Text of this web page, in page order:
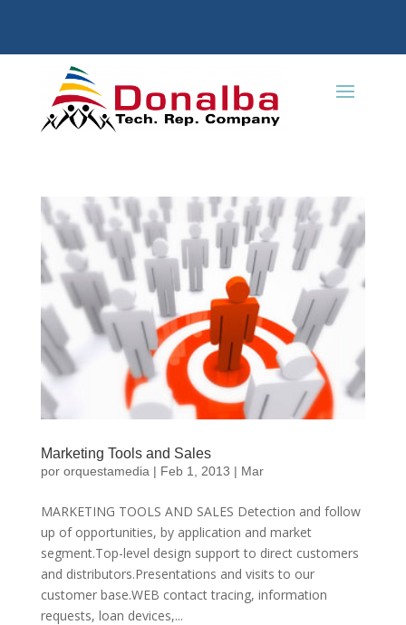
Marketing Tools and Sales
por orquestamedia | Feb 1, 2013 | Mar
MARKETING TOOLS AND SALES Detection and follow
up of opportunities, by application and market
segment.Top-level design support to direct customers
and distributors.Presentations and visits to our
customer base.WEB contact tracing, information
requests, loan devices,...